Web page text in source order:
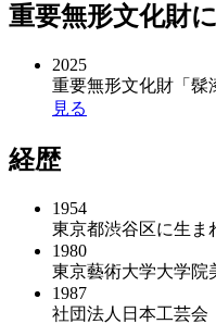
重要無形文化財
2025
重要無形文化財「髹
見る
経歴
1954
東京都渋谷区に生ま
1980
東京藝術大学大学院
1987
社団法人日本工芸会